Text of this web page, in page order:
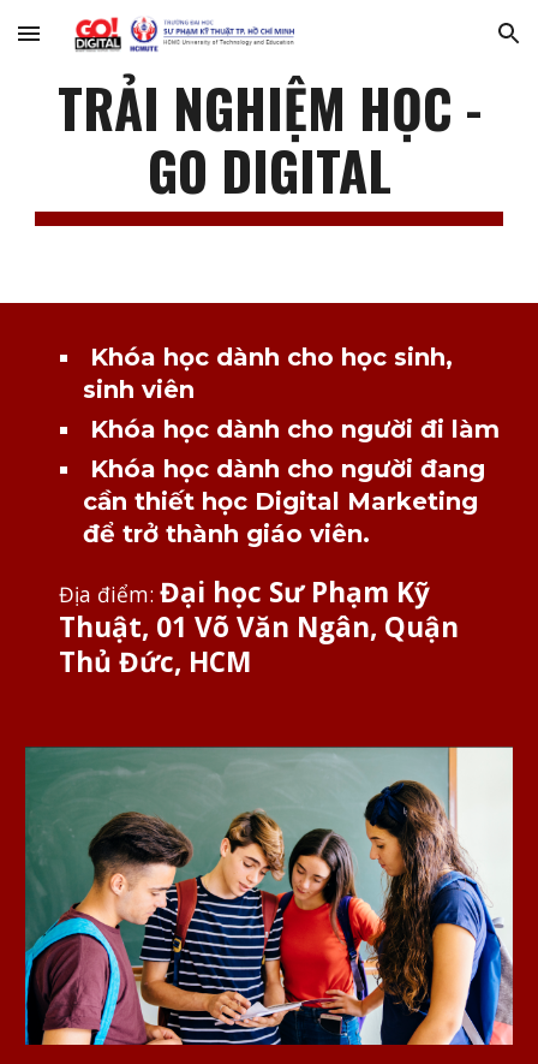
Skip to main content Skip to navigation
TRẢI NGHIỆM HỌC -
GO DIGITAL
Khóa học dành cho học sinh,
sinh viên
Khóa học dành cho người đi làm
Khóa học dành cho người đang
cần thiết học Digital Marketing
để trở thành giáo viên.
Địa điểm:Đại học Sư Phạm Kỹ
Thuật, 01 Võ Văn Ngân, Quận
Thủ Đức, HCM